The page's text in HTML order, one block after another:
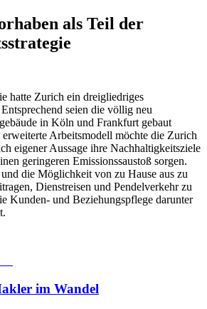
als Teil der
hatte Zurich ein dreigliedriges
seien die völlig neu
in Köln und Frankfurt gebaut
Arbeitsmodell möchte die Zurich
eigener Aussage ihre Nachhaltigkeitsziele
geringeren Emissionssaustoß sorgen.
die Möglichkeit von zu Hause aus zu
Dienstreisen und Pendelverkehr zu
Kunden- und Beziehungspflege darunter
im Wandel